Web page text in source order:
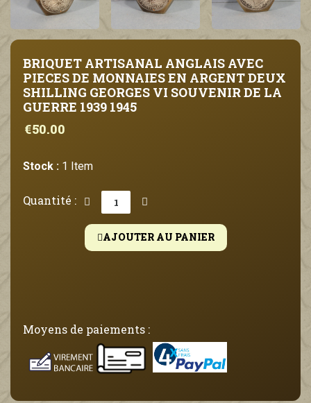
BRIQUET ARTISANAL ANGLAIS AVEC
PIECES DE MONNAIES EN ARGENT DEUX
SHILLING GEORGES VI SOUVENIR DE LA
GUERRE 1939 1945
€50.00
Stock : 1 Item
Quantité :
AJOUTER AU PANIER
Moyens de paiements :